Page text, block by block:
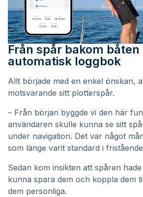
Från spår bakom båten
automatisk loggbok
Allt började med en enkel önskan,
motsvarande sitt plotterspår.
– Från början byggde vi den här
användaren skulle kunna se sitt
under navigation. Det var något
som länge varit standard i
Sedan kom insikten att spåren
kunna spara dem och koppla dem
dem personliga.